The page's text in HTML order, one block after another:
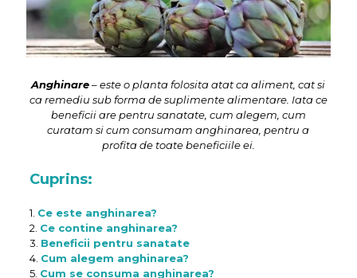
Anghinare– este o planta folosita atat ca aliment, cat si
ca remediu sub forma de suplimente alimentare. Iata ce
beneficii are pentru sanatate, cum alegem, cum
curatam si cum consumam anghinarea, pentru a
profita de toate beneficiile ei.
Cuprins:
1. Ce este anghinarea?
2. Ce contine anghinarea?
3. Beneficii pentru sanatate
4. Cum alegem anghinarea?
5. Cum se consuma anghinarea?